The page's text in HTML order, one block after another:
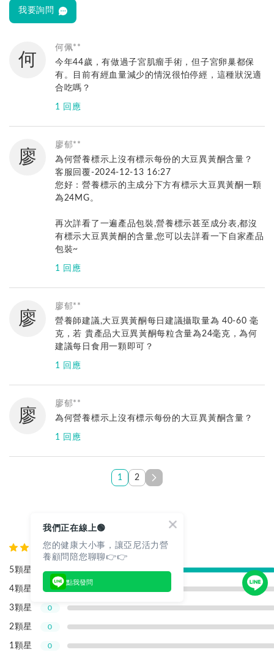
我要詢問
何
何佩**
今年44歲，有做過子宮肌瘤手術，但子宮卵巢都保
有。目前有經血量減少的情況很怕停經，這種狀況適
合吃嗎？
1 回應
亞尼活力
您好，您的情況建議補充大豆異黃酮和薯蕷山藥
(DHEA)，但因您曾有動過子宮肌瘤手術，建議補充
前先諮詢醫生看體質是不適合充唷！
其它問題歡迎使用Line@諮詢，較能立即回覆您唷 ！
Line@專業諮詢→http://www.iyanni.com/54zl
廖
廖郁**
為何營養標示上沒有標示每份的大豆異黃酮含量？
客服回覆-2024-12-13 16:27
您好：營養標示的主成分下方有標示大豆異黃酮一顆
為24MG。
再次詳看了一遍產品包裝,營養標示甚至成分表,都沒
有標示大豆異黃酮的含量,您可以去詳看一下自家產品
包裝~
1 回應
亞尼活力
您好：
營養標示我們是遵照衛福部食藥署，訂定的國人膳食
營養素參考攝取量
標示內容為蛋白質、維生素、鈉、鉀、鐵、鎂..等，
做標示唷！
要列出營養素含量
我們包裝上都有附上營養標示，背方成分表也會依照
政府規定的在標示上由多至少排列。
量，因為這屬於營養師團隊多年執業累積的智慧結晶
如果有特別想詢問的成分含量，我們也都會為您確認
覆您唷！
免費客服諮詢電話：0800-001-380
廖
廖郁**
營養師建議,大豆異黃酮每日建議攝取量為 40-60 毫
克，若 貴產品大豆異黃酮每粒含量為24毫克，為何
建議每日食用一顆即可？
1 回應
亞尼活力
您好：因台灣法規較為嚴謹，
產品標示劑量，為規定之最高食用劑量。
吃法劑量都不太相同，上方建議劑量可當作參考
Line@專業諮詢→http://www.iyanni.com/54zl
免費客服諮詢電話：0800-001-380
廖
廖郁**
為何營養標示上沒有標示每份的大豆異黃酮含量？
1 回應
亞尼活力
您好：營養標示的主成分下方有標示大豆異黃酮一顆
覆您唷！
免費客服諮詢電話：0800-001-380
1 2
27則評論
5顆星 27
4顆星 0
3顆星 0
2顆星 0
1顆星 0
我們正在線上🟢
您的健康大小事，讓亞尼活力營
養顧問陪您聊聊👉👉
點我發問